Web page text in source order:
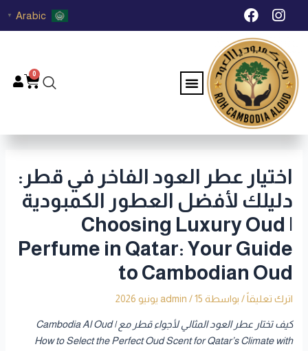
تخطي I
n
s
t
a
g
r
a
m
F
a
c
e
b
o
o
k
Arabic
▼
Menu
0
اختيار عطر العود الفاخر في قطر:
دليلك لأفضل العطور الكمبودية
| Choosing Luxury Oud
Perfume in Qatar: Your Guide
to Cambodian Oud
اترك تعليقاً / بواسطة admin /15 يونيو 2026
كيف تختار عطر العود المثالي لأجواء قطر مع Cambodia Al Oud |
How to Select the Perfect Oud Scent for Qatar’s Climate with
Post
navigation